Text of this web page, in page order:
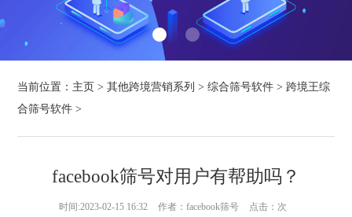
当前位置： 主页 >其他跨境营销系列 >综合筛号软件 >跨境王综
合筛号软件 >
facebook筛号对用户有帮助吗？
时间:2023-02-15 16:32 作者：facebook筛号 点击： 次